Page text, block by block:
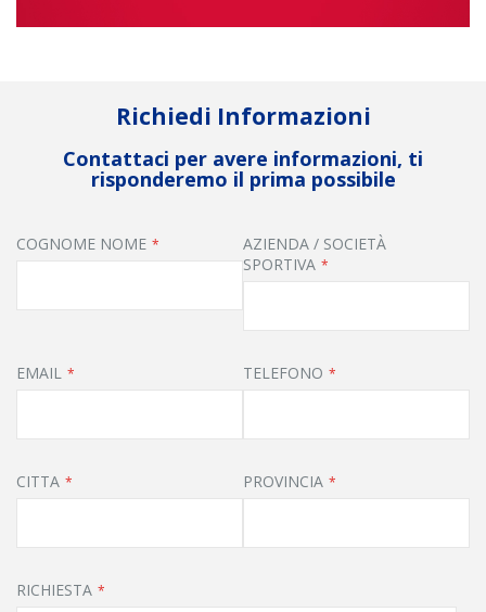
Richiedi Informazioni
Contattaci per avere informazioni, ti
risponderemo il prima possibile
COGNOME NOME
AZIENDA / SOCIETÀ
SPORTIVA
EMAIL TELEFONO
CITTA PROVINCIA
RICHIESTA